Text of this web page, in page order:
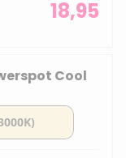
18,95